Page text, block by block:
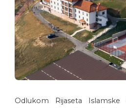
Odlukom Rijaseta